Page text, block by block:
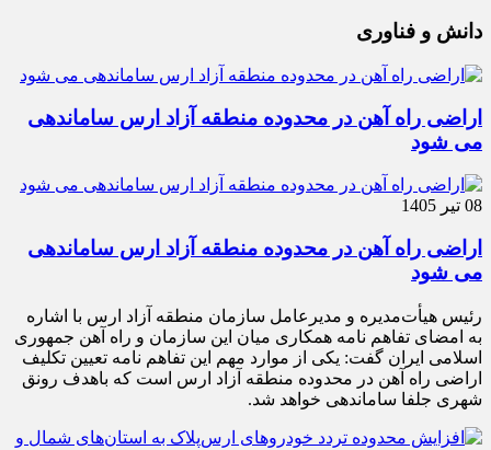
دانش و فناوری
اراضی راه آهن در محدوده منطقه آزاد ارس ساماندهی
می شود
08 تیر 1405
اراضی راه آهن در محدوده منطقه آزاد ارس ساماندهی
می شود
رئیس هیأت‌مدیره و مدیرعامل سازمان منطقه آزاد ارس با اشاره
به امضای تفاهم نامه همکاری میان این سازمان و راه آهن جمهوری
اسلامی ایران گفت: یکی از موارد مهم این تفاهم نامه تعیین تکلیف
اراضی راه آهن در محدوده منطقه آزاد ارس است که باهدف رونق
شهری جلفا ساماندهی خواهد شد.